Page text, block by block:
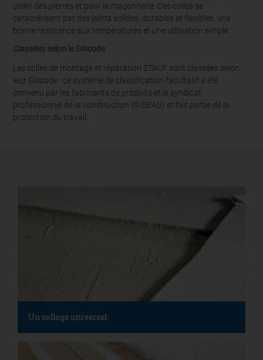
coller des pierres et pour la maçonnerie. Ces colles se
caractérisent par des joints solides, durables et flexibles, une
bonne résistance aux températures et une utilisation simple.
Classées selon le Giscode
Les colles de montage et réparation STAUF sont classées selon
leur Giscode : ce système de classification facultatif a été
convenu par les fabricants de produits et le syndicat
professionnel de la construction (GISBAU) et fait partie de la
protection du travail.
Un collage universel